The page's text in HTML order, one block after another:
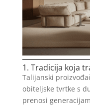
1. Tradicija koja
Talijanski
obiteljske tvrtke s
prenosi